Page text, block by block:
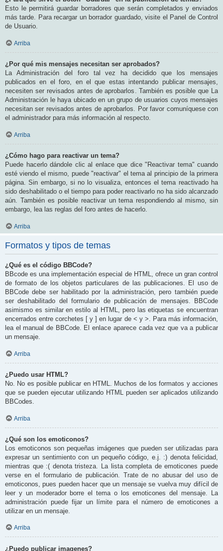
Esto le permitirá guardar borradores que serán completados y enviados
más tarde. Para recargar un borrador guardado, visite el Panel de Control
de Usuario.
Arriba
¿Por qué mis mensajes necesitan ser aprobados?
La Administración del foro tal vez ha decidido que los mensajes
publicados en el foro, en el que estas intentando publicar mensajes,
necesiten ser revisados antes de aprobarlos. También es posible que La
Administración le haya ubicado en un grupo de usuarios cuyos mensajes
necesitan ser revisados antes de aprobarlos. Por favor comuníquese con
el administrador para más información al respecto.
Arriba
¿Cómo hago para reactivar un tema?
Puede hacerlo dándole clic al enlace que dice "Reactivar tema" cuando
esté viendo el mismo, puede "reactivar" el tema al principio de la primera
página. Sin embargo, si no lo visualiza, entonces el tema reactivado ha
sido deshabilitado o el tiempo para poder reactivarlo no ha sido alcanzado
aún. También es posible reactivar un tema respondiendo al mismo, sin
embargo, lea las reglas del foro antes de hacerlo.
Arriba
Formatos y tipos de temas
¿Qué es el código BBCode?
BBcode es una implementación especial de HTML, ofrece un gran control
de formato de los objetos particulares de las publicaciones. El uso de
BBCode debe ser habilitado por la administración, pero también puede
ser deshabilitado del formulario de publicación de mensajes. BBCode
asimismo es similar en estilo al HTML, pero las etiquetas se encuentran
encerrados entre corchetes [ y ] en lugar de < y >. Para más información,
lea el manual de BBCode. El enlace aparece cada vez que va a publicar
un mensaje.
Arriba
¿Puedo usar HTML?
No. No es posible publicar en HTML. Muchos de los formatos y acciones
que se pueden ejecutar utilizando HTML pueden ser aplicados utilizando
BBCodes.
Arriba
¿Qué son los emoticonos?
Los emoticonos son pequeñas imágenes que pueden ser utilizadas para
expresar un sentimiento con un pequeño código, e.j. :) denota felicidad,
mientras que :( denota tristeza. La lista completa de emoticones puede
verse en el formulario de publicación. Trate de no abusar del uso de
emoticonos, pues pueden hacer que un mensaje se vuelva muy difícil de
leer y un moderador borre el tema o los emoticones del mensaje. La
administración puede fijar un límite para el número de emoticones a
utilizar en un mensaje.
Arriba
¿Puedo publicar imagenes?